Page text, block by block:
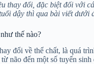
thay đổi, đặc biệt đối với
dậy thì qua bài viết dưới
thế nào?
đổi về thể chất, là quá
não đến một số tuyến